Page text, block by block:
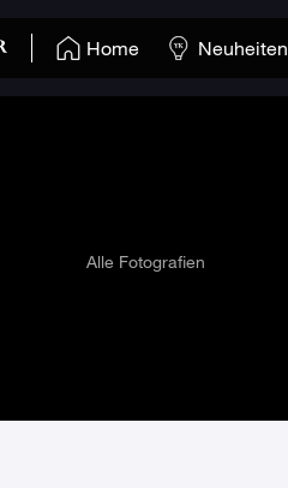
Home Neuheiten
Alle Fotografien